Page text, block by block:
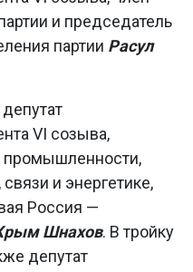
и председатель
партии Расул
VI созыва,
промышленности,
связи и энергетике,
Россия —
Шнахов. В тройку
депутат